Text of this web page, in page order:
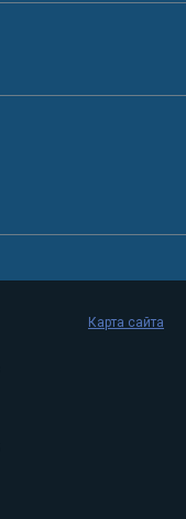
Карта сайта